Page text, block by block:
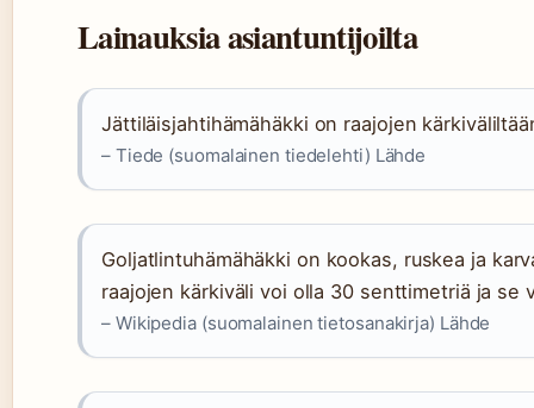
Lainauksia asiantuntijoilta
Jättiläisjahtihämähäkki on raajojen
– Tiede (suomalainen tiedelehti) Lähde
Goljatlintuhämähäkki on kookas, ruskea ja
raajojen kärkiväli voi olla 30 senttimetriä ja se
– Wikipedia (suomalainen tietosanakirja) Lähde